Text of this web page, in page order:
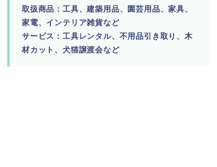
取扱商品：工具、建築用品、園芸用品、家具、
家電、インテリア雑貨など
サービス：工具レンタル、不用品引き取り、木
材カット、犬猫譲渡会など